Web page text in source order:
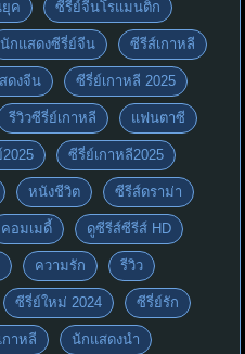
ค ซีรี่ย์จีนโรแมนติก
นักแสดงซีรี่ย์จีน ซีรีส์เกาหลี
ดงจีน ซีรี่ย์เกาหลี 2025
รีวิวซีรี่ย์เกาหลี แฟนตาซี
ซีรี่ย์เกาหลี2025
หนังชีวิต ซีรีส์ดราม่า
คอมเมดี้ ดูซีรีส์ซีรีส์ HD
ความรัก รีวิว
ซีรี่ย์ใหม่ 2024 ซีรี่ย์รัก
กาหลี นักแสดงนำ